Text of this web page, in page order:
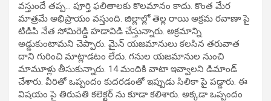
వస్తుందే తప్ప… పూర్తి ఫలితాలకు కొలమానం కాదు. కొంత మేర
మాత్రమే అభిప్రాయం వస్తుంది. జిల్లాల్లో తెల్ల రాయి అక్రమ రవాణా పై
టిడిపి నేత సోమిరెడ్డి హడావిడి చేస్తున్నారు. అక్రమాన్ని
అడ్డుకుంటామని చెప్పారు. మైన్ యజమానులు కలసిన తరువాత
దాని గురించి మాట్లాడటం లేదు. గనుల యజమానుల నుంచి
మామూళ్లు తీసుకున్నారు. 14 మందికి వాటా ఇవ్వాలని డిమాండ్
చేశారు. వీరితో ఒప్పందం కుదరడంతో ఇప్పుడు సిలికా పై పడ్డారు. ఈ
విషయం పై తిరుపతి కలెక్టర్ ను కూడా కలిశారు. అక్కడా ఒప్పందం